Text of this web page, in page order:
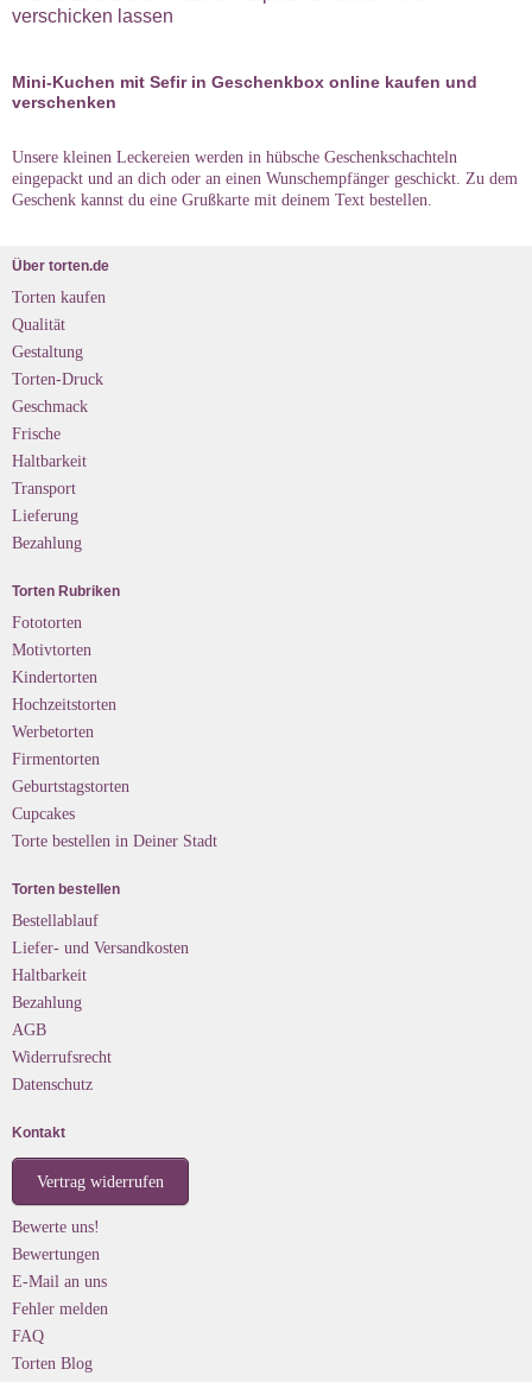
verschicken lassen
Mini-Kuchen mit Sefir in Geschenkbox online kaufen und
verschenken
Unsere kleinen Leckereien werden in hübsche Geschenkschachteln
eingepackt und an dich oder an einen Wunschempfänger geschickt. Zu dem
Geschenk kannst du eine Grußkarte mit deinem Text bestellen.
Über torten.de
Torten kaufen
Qualität
Gestaltung
Torten-Druck
Geschmack
Frische
Haltbarkeit
Transport
Lieferung
Bezahlung
Torten Rubriken
Fototorten
Motivtorten
Kindertorten
Hochzeitstorten
Werbetorten
Firmentorten
Geburtstagstorten
Cupcakes
Torte bestellen in Deiner Stadt
Torten bestellen
Bestellablauf
Liefer- und Versandkosten
Haltbarkeit
Bezahlung
AGB
Widerrufsrecht
Datenschutz
Kontakt
Vertrag widerrufen
Bewerte uns!
Bewertungen
E-Mail an uns
Fehler melden
FAQ
Torten Blog